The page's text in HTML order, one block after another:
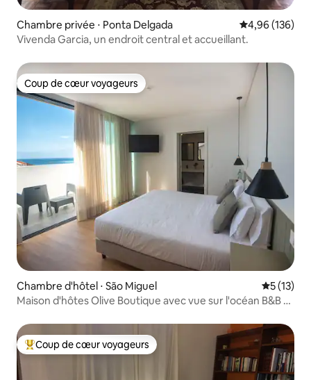
Chambre privée ⋅ Ponta Delgada Évaluation
4,96 (136)
Vivenda Garcia, un endroit central et accueillant.
Coup de cœur voyageurs
Coup de cœur voyageurs
Chambre d'hôtel ⋅ São Miguel
5 (13)
Maison d'hôtes Olive Boutique avec vue sur l'océan B&B -
Coups de cœur voyageurs les plus appréciés
Coup de cœur voyageurs